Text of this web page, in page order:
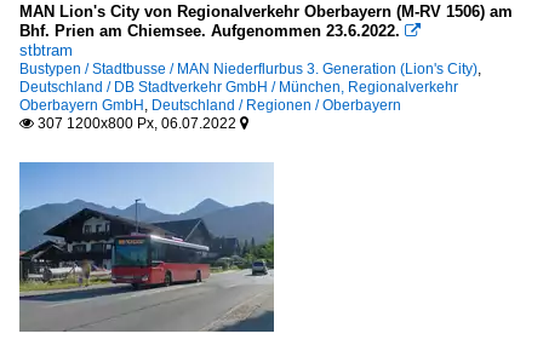
MAN Lion's City von Regionalverkehr Oberbayern (M-RV 1506) am
Bhf. Prien am Chiemsee. Aufgenommen 23.6.2022. 
stbtram
Bustypen / Stadtbusse / MAN Niederflurbus 3. Generation (Lion's City),
Deutschland / DB Stadtverkehr GmbH / München, Regionalverkehr
Oberbayern GmbH, Deutschland / Regionen / Oberbayern
 307 1200x800 Px, 06.07.2022 